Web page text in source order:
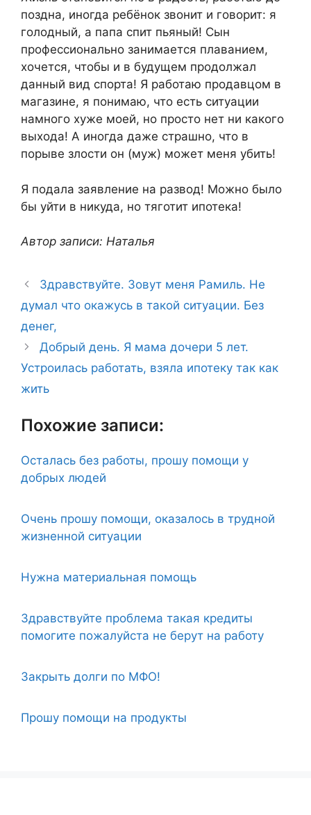
поздна, иногда ребёнок звонит и говорит: я
голодный, а папа спит пьяный! Сын
профессионально занимается плаванием,
хочется, чтобы и в будущем продолжал
данный вид спорта! Я работаю продавцом в
магазине, я понимаю, что есть ситуации
намного хуже моей, но просто нет ни какого
выхода! А иногда даже страшно, что в
порыве злости он (муж) может меня убить!
Я подала заявление на развод! Можно было
бы уйти в никуда, но тяготит ипотека!
Автор записи: Наталья
Здравствуйте. Зовут меня Рамиль. Не
думал что окажусь в такой ситуации. Без
денег,
Добрый день. Я мама дочери 5 лет.
Устроилась работать, взяла ипотеку так как
жить
Похожие записи:
Осталась без работы, прошу помощи у
добрых людей
Очень прошу помощи, оказалось в трудной
жизненной ситуации
Нужна материальная помощь
Здравствуйте проблема такая кредиты
помогите пожалуйста не берут на работу
Закрыть долги по МФО!
Прошу помощи на продукты